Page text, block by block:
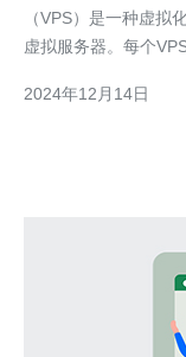
（VPS）是一种虚拟
虚拟服务器。每个
施和高速网络连接，
2024年12月14日